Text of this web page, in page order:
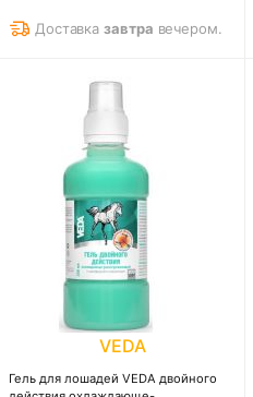
Доставказавтра вечером.
VEDA
Гель для лошадей VEDA двойного